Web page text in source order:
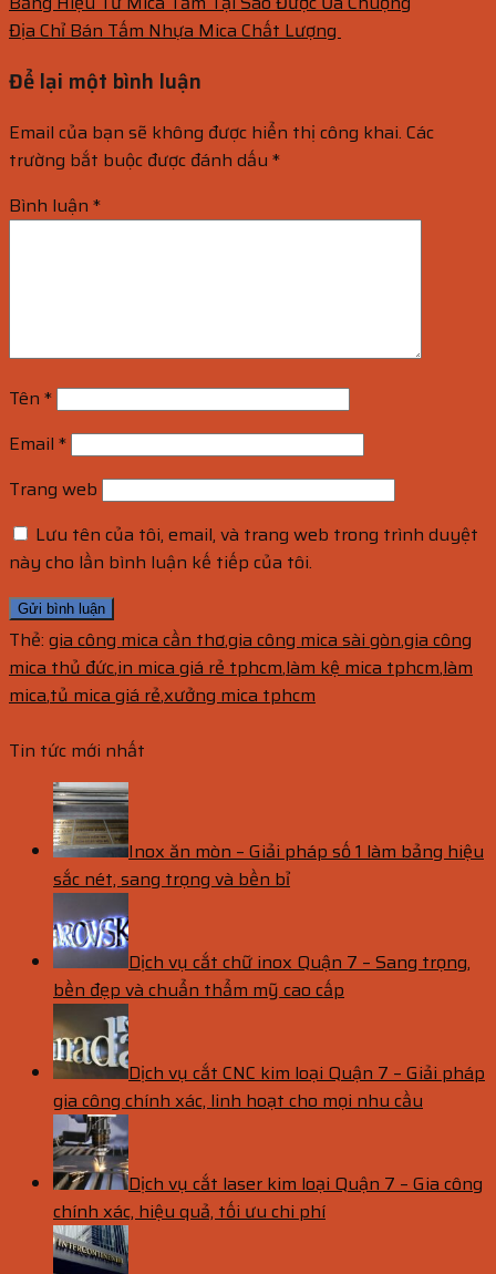
Địa Chỉ Bán Tấm Nhựa Mica Chất Lượng
Để lại một bình luận
Email của bạn sẽ không được hiển thị công khai. Các
trường bắt buộc được đánh dấu *
Bình luận *
Tên *
Email *
Trang web
Lưu tên của tôi, email, và trang web trong trình duyệt
này cho lần bình luận kế tiếp của tôi.
Thẻ: gia công mica cần thơ,gia công mica sài gòn,gia công
mica thủ đức,in mica giá rẻ tphcm,làm kệ mica tphcm,làm
mica,tủ mica giá rẻ,xưởng mica tphcm
Tin tức mới nhất
Inox ăn mòn – Giải pháp số 1 làm bảng hiệu
sắc nét, sang trọng và bền bỉ
Dịch vụ cắt chữ inox Quận 7 – Sang trọng,
bền đẹp và chuẩn thẩm mỹ cao cấp
Dịch vụ cắt CNC kim loại Quận 7 – Giải pháp
gia công chính xác, linh hoạt cho mọi nhu cầu
Dịch vụ cắt laser kim loại Quận 7 – Gia công
chính xác, hiệu quả, tối ưu chi phí